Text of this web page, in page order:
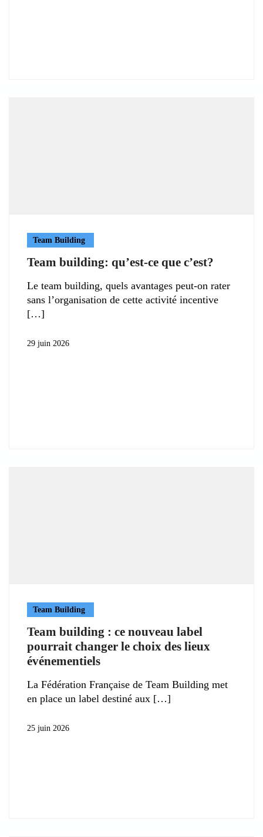
Team Building
Team building: qu’est-ce que c’est?
Le team building, quels avantages peut-on rater
sans l’organisation de cette activité incentive
29 juin 2026
Team Building
Team building : ce nouveau label
pourrait changer le choix des lieux
événementiels
La Fédération Française de Team Building met
en place un label destiné aux
25 juin 2026